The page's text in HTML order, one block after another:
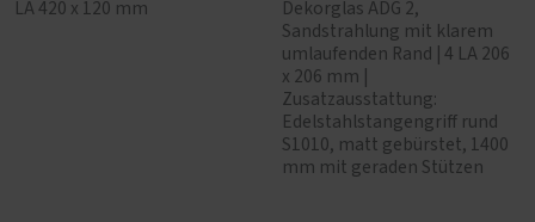
LA 420 x 120 mm
Dekorglas ADG 2,
Sandstrahlung mit klarem
umlaufenden Rand | 4 LA 206
x 206 mm |
Zusatzausstattung:
Edelstahlstangengriff rund
S1010, matt gebürstet, 1400
mm mit geraden Stützen